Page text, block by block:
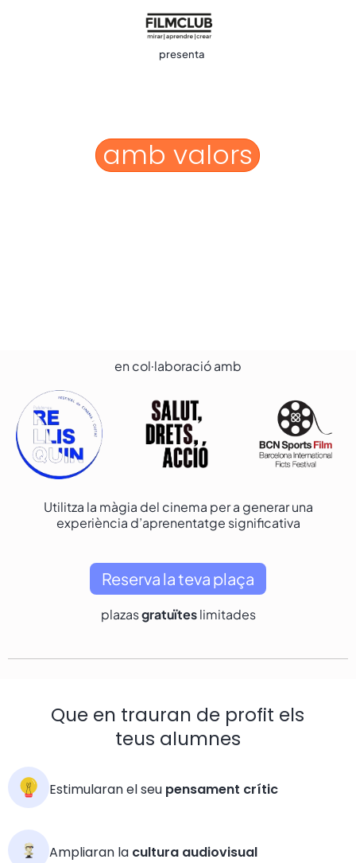
presenta
amb valors
en col·laboració amb
Utilitza la màgia del cinema per a generar una
experiència d’aprenentatge significativa
Reserva la teva plaça
plazasgratuïteslimitades
Que en trauran de profit els
teus alumnes
Estimularan el seu pensament crític
Ampliaran la cultura audiovisual